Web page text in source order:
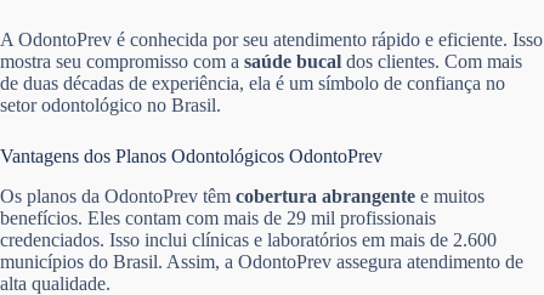
A OdontoPrev é conhecida por seu atendimento rápido e eficiente. Isso
mostra seu compromisso com a saúde bucal dos clientes. Com mais
de duas décadas de experiência, ela é um símbolo de confiança no
setor odontológico no Brasil.
Vantagens dos Planos Odontológicos OdontoPrev
Os planos da OdontoPrev têm cobertura abrangente e muitos
benefícios. Eles contam com mais de 29 mil profissionais
credenciados. Isso inclui clínicas e laboratórios em mais de 2.600
municípios do Brasil. Assim, a OdontoPrev assegura atendimento de
alta qualidade.